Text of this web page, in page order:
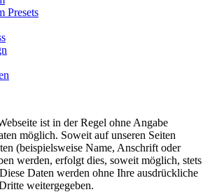
Presets
ist in der Regel ohne Angabe
möglich. Soweit auf unseren Seiten
(beispielsweise Name, Anschrift oder
werden, erfolgt dies, soweit möglich, stets
Daten werden ohne Ihre ausdrückliche
weitergegeben.